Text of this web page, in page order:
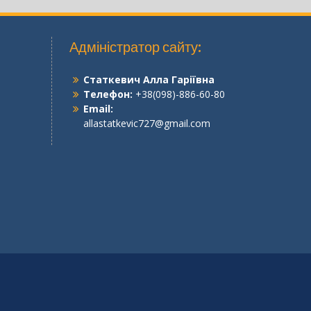
Адміністратор сайту:
Статкевич Алла Гаріївна
Телефон: +38(098)-886-60-80
Email:
allastatkevic727@gmail.com